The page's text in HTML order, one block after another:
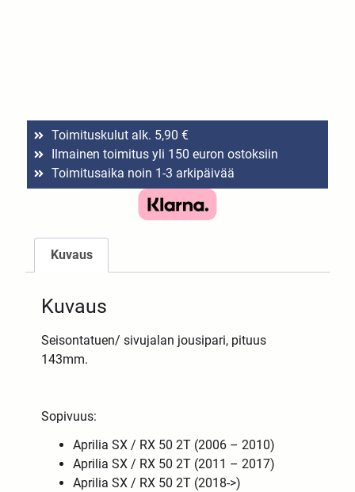
Toimituskulut alk. 5,90 €
Ilmainen toimitus yli 150 euron ostoksiin
Toimitusaika noin 1-3 arkipäivää
Kuvaus
Kuvaus
Seisontatuen/ sivujalan jousipari, pituus
143mm.
Sopivuus:
Aprilia SX / RX 50 2T (2006 – 2010)
Aprilia SX / RX 50 2T (2011 – 2017)
Aprilia SX / RX 50 2T (2018->)